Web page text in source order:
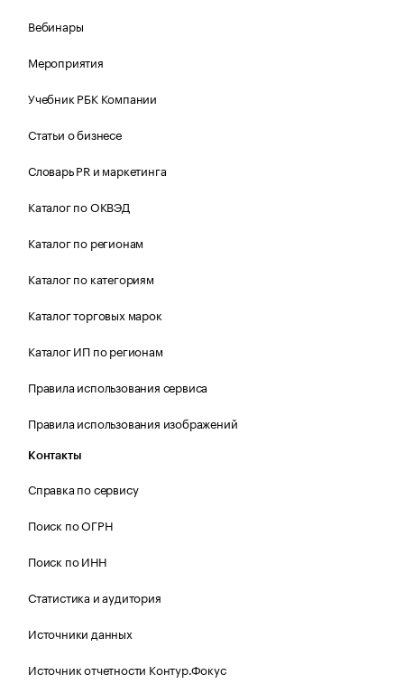
Вебинары
Мероприятия
Учебник РБК Компании
Статьи о бизнесе
Словарь PR и маркетинга
Каталог по ОКВЭД
Каталог по регионам
Каталог по категориям
Каталог торговых марок
Каталог ИП по регионам
Правила использования сервиса
Правила использования изображений
Контакты
Справка по сервису
Поиск по ОГРН
Поиск по ИНН
Статистика и аудитория
Источники данных
Источник отчетности Контур.Фокус